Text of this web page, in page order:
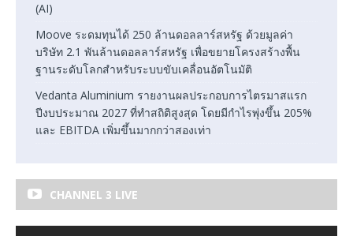
(AI)
Moove ระดมทุนได้ 250 ล้านดอลลาร์สหรัฐ ด้วยมูลค่า
บริษัท 2.1 พันล้านดอลลาร์สหรัฐ เพื่อขยายโครงสร้างพื้น
ฐานระดับโลกสำหรับระบบขับเคลื่อนอัตโนมัติ
Vedanta Aluminium รายงานผลประกอบการไตรมาสแรก
ปีงบประมาณ 2027 ที่ทำสถิติสูงสุด โดยมีกำไรพุ่งขึ้น 205%
และ EBITDA เพิ่มขึ้นมากกว่าสองเท่า
CHANNEL 3 LIVE